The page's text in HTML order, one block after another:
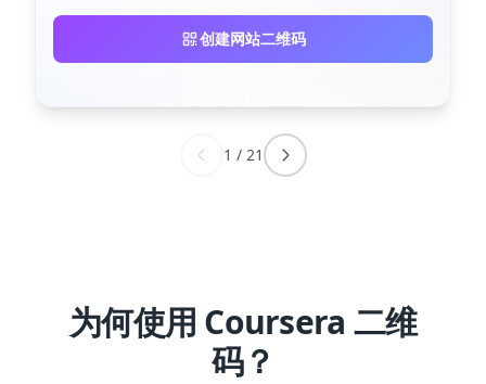
创建网站二维码
1 / 21
为何使用 Coursera 二维
码？